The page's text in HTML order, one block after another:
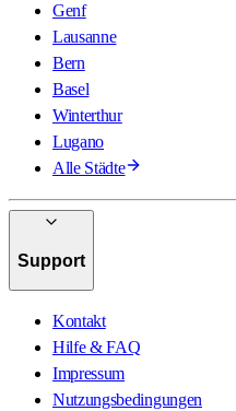
Genf
Lausanne
Bern
Basel
Winterthur
Lugano
Alle Städte
Support
Kontakt
Hilfe & FAQ
Impressum
Nutzungsbedingungen